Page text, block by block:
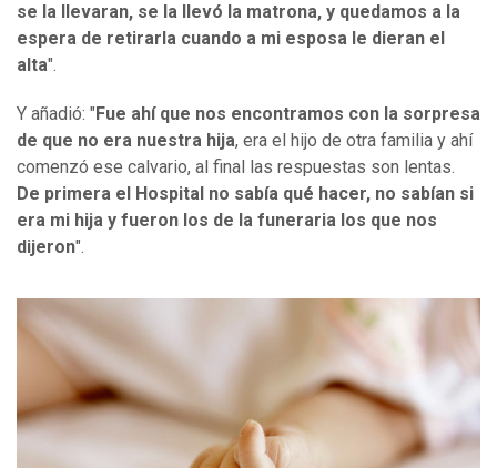
se la llevaran, se la llevó la matrona, y quedamos a la
espera de retirarla cuando a mi esposa le dieran el
alta".
Y añadió: " Fue ahí que nos encontramos con la sorpresa
de que no era nuestra hija, era el hijo de otra familia y ahí
comenzó ese calvario, al final las respuestas son lentas.
De primera el Hospital no sabía qué hacer, no sabían si
era mi hija y fueron los de la funeraria los que nos
dijeron".